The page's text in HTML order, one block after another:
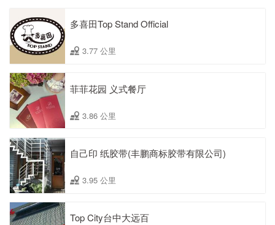
多喜田Top Stand Official
3.77 公里
菲菲花园 义式餐厅
3.86 公里
自己印 纸胶带(丰鹏商标胶带有限公司)
3.95 公里
Top City台中大远百